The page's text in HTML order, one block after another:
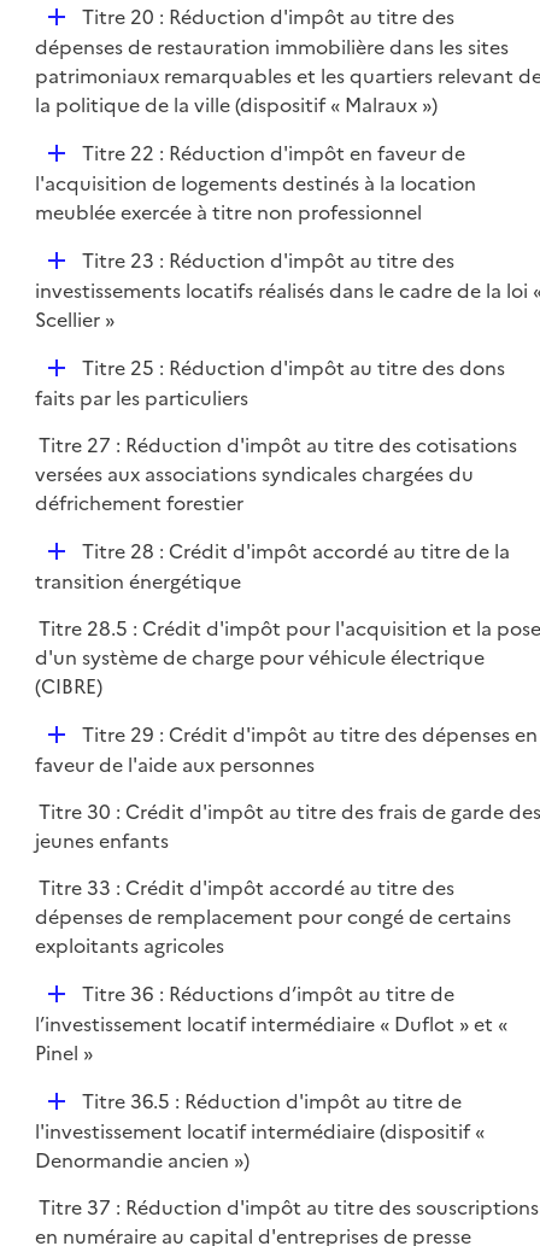
D
é
p
l
r
Titre 20 : Réduction d'impôt au titre des
dépenses de restauration immobilière dans les sites
patrimoniaux remarquables et les quartiers relevant
la politique de la ville (dispositif « Malraux »)
D
é
p
e
r
Titre 22 : Réduction d'impôt en faveur de
l'acquisition de logements destinés à la location
meublée exercée à titre non professionnel
D
é
p
e
Titre 23 : Réduction d'impôt au titre des
investissements locatifs réalisés dans le cadre de la loi
Scellier »
D
é
l
i
e
Titre 25 : Réduction d'impôt au titre des dons
faits par les particuliers
Titre 27 : Réduction d'impôt au titre des cotisations
versées aux associations syndicales chargées du
défrichement forestier
D
é
l
i
e
Titre 28 : Crédit d'impôt accordé au titre de la
transition énergétique
Titre 28.5 : Crédit d'impôt pour l'acquisition et la
d'un système de charge pour véhicule électrique
(CIBRE)
D
é
l
i
e
r
Titre 29 : Crédit d'impôt au titre des dépenses en
faveur de l'aide aux personnes
Titre 30 : Crédit d'impôt au titre des frais de garde
jeunes enfants
Titre 33 : Crédit d'impôt accordé au titre des
dépenses de remplacement pour congé de certains
exploitants agricoles
D
é
p
e
r
Titre 36 : Réductions d’impôt au titre de
l’investissement locatif intermédiaire « Duflot » et «
Pinel »
D
é
p
i
Titre 36.5 : Réduction d'impôt au titre de
l'investissement locatif intermédiaire (dispositif «
Denormandie ancien »)
Titre 37 : Réduction d'impôt au titre des souscriptions
en numéraire au capital d'entreprises de presse